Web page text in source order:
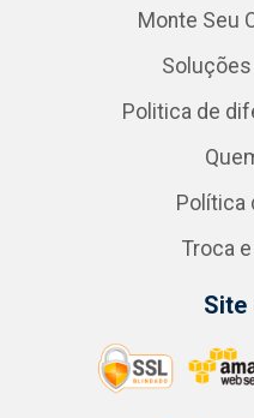
Monte Seu
Politica de
Política
Troca
Site